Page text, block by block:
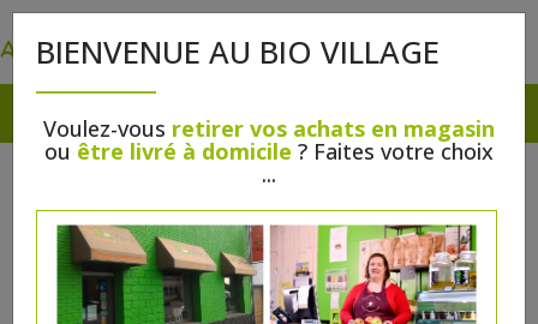
BIENVENUE AU BIO VILLAGE
Voulez-vous retirer vos achats en magasin
ou être livré à domicile ? Faites votre choix
...